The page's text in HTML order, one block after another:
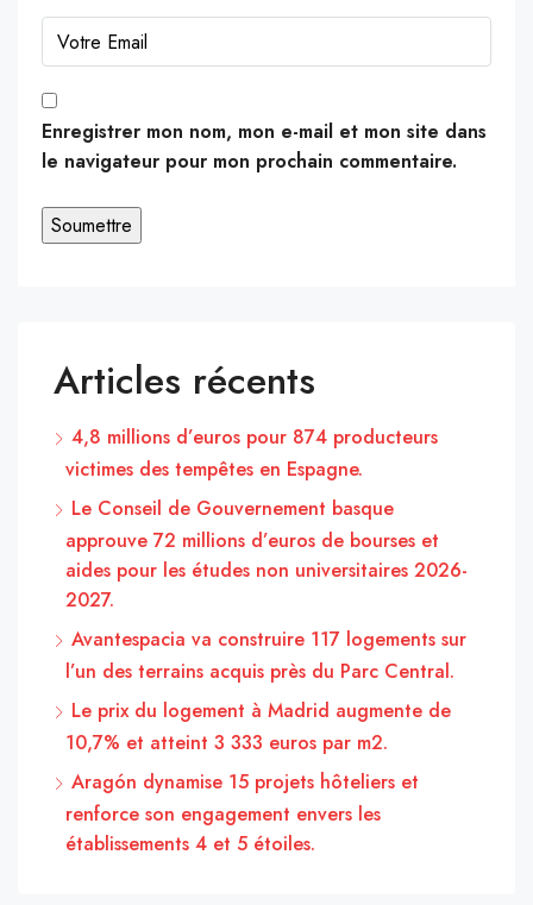
Enregistrer mon nom, mon e-mail et mon site dans
le navigateur pour mon prochain commentaire.
Articles récents
4,8 millions d’euros pour 874 producteurs
victimes des tempêtes en Espagne.
Le Conseil de Gouvernement basque
approuve 72 millions d’euros de bourses et
aides pour les études non universitaires 2026-
2027.
Avantespacia va construire 117 logements sur
l’un des terrains acquis près du Parc Central.
Le prix du logement à Madrid augmente de
10,7% et atteint 3 333 euros par m2.
Aragón dynamise 15 projets hôteliers et
renforce son engagement envers les
établissements 4 et 5 étoiles.